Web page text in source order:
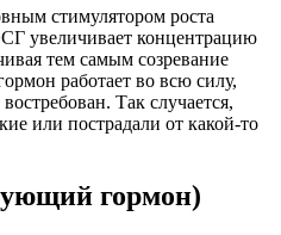
стимулятором роста
увеличивает концентрацию
тем самым созревание
работает во всю силу,
Так случается,
или пострадали от какой-то
гормон)